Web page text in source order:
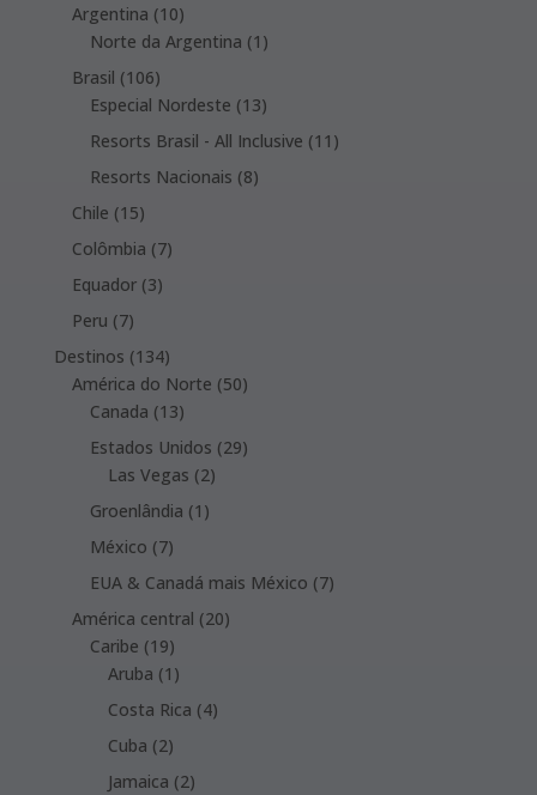
Argentina 1010
products
Norte da Argentina 1 1
Brasil 106106
products
Especial Nordeste 1313
products
Resorts Brasil - All Inclusive 11 11
Resorts Nacionais 88
Chile 1515
products
Colômbia 77
Equador 33
Peru 77
products
Destinos 134134
products
América do Norte 5050
Canada 1313
products
Estados Unidos 2929
Las Vegas 22
Groenlândia 1 1
México 77
products
EUA & Canadá mais México 77
América central 2020
Caribe 1919
products
Aruba 1 1
product
Costa Rica 44
Cuba 22
products
Jamaica 22